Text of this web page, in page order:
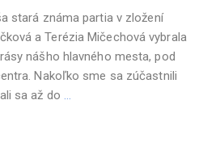
stará známa partia v zložení
a Terézia Mičechová vybrala
nášho hlavného mesta, pod
Nakoľko sme sa zúčastnili
sa až do …